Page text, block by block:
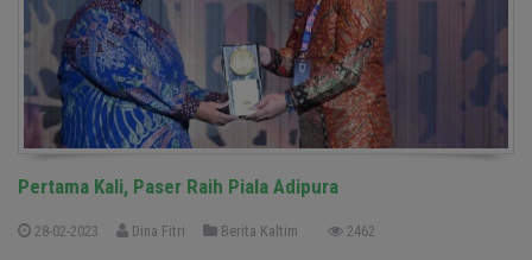
Pertama Kali, Paser Raih Piala Adipura
28-02-2023 Dina Fitri Berita Kaltim 2462